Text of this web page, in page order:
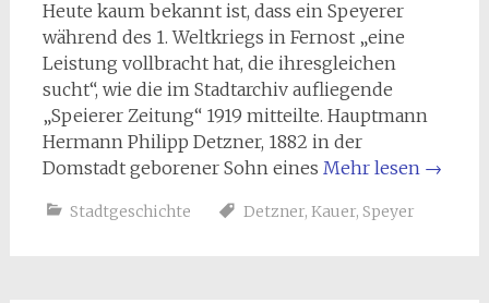
Heute kaum bekannt ist, dass ein Speyerer
während des 1. Weltkriegs in Fernost „eine
Leistung vollbracht hat, die ihresgleichen
sucht“, wie die im Stadtarchiv aufliegende
„Speierer Zeitung“ 1919 mitteilte. Hauptmann
Hermann Philipp Detzner, 1882 in der
Domstadt geborener Sohn eines Mehr lesen →
Stadtgeschichte Detzner, Kauer, Speyer